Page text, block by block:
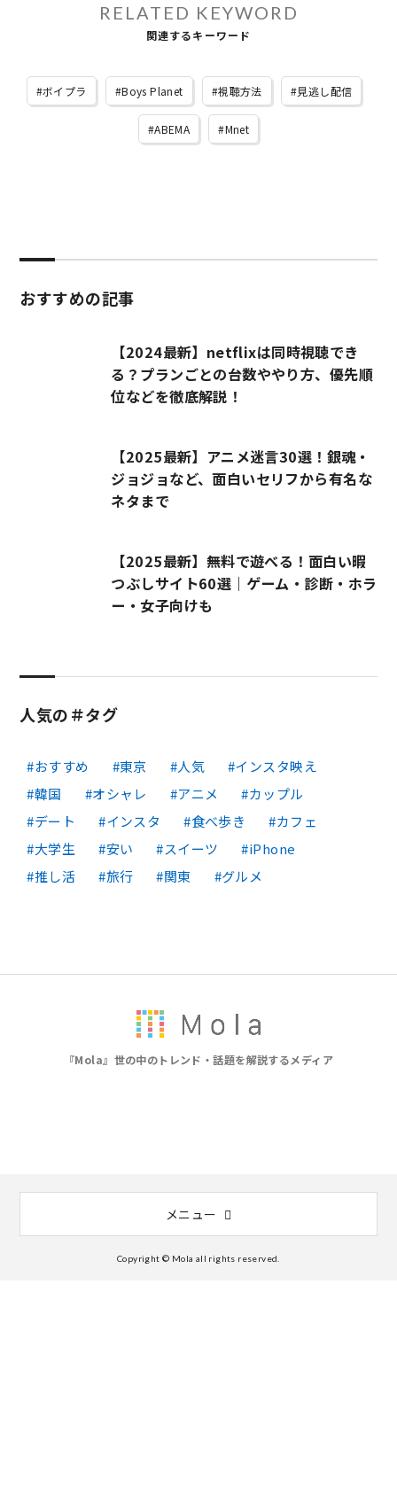
RELATED KEYWORD
関連するキーワード
ボイプラ Boys Planet 視聴方法 見逃し配信
ABEMA Mnet
おすすめの記事
【2024最新】netflixは同時視聴でき
る？プランごとの台数ややり方、優先順
位などを徹底解説！
【2025最新】アニメ迷言30選！銀魂・
ジョジョなど、面白いセリフから有名な
ネタまで
【2025最新】無料で遊べる！面白い暇
つぶしサイト60選｜ゲーム・診断・ホラ
ー・女子向けも
人気の＃タグ
おすすめ 東京 人気
インスタ映え
韓国
オシャレ アニメ
カップル
デート
インスタ 食べ歩き
カフェ
大学生
安い スイーツ
iPhone
推し活
旅行 関東 グルメ
『Mola』世の中のトレンド・話題を解説するメディア
メニュー
Copyright © Mola all rights reserved.